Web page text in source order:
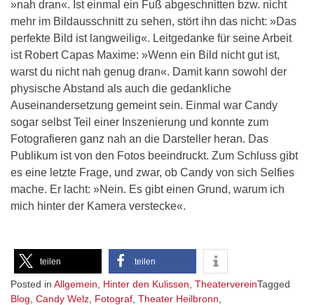
»nah dran«. Ist einmal ein Fuß abgeschnitten bzw. nicht
mehr im Bildausschnitt zu sehen, stört ihn das nicht: »Das
perfekte Bild ist langweilig«. Leitgedanke für seine Arbeit
ist Robert Capas Maxime: »Wenn ein Bild nicht gut ist,
warst du nicht nah genug dran«. Damit kann sowohl der
physische Abstand als auch die gedankliche
Auseinandersetzung gemeint sein. Einmal war Candy
sogar selbst Teil einer Inszenierung und konnte zum
Fotografieren ganz nah an die Darsteller heran. Das
Publikum ist von den Fotos beeindruckt. Zum Schluss gibt
es eine letzte Frage, und zwar, ob Candy von sich Selfies
mache. Er lacht: »Nein. Es gibt einen Grund, warum ich
mich hinter der Kamera verstecke«.
teilen teilen
Posted in Allgemein Hinter den Kulissen TheatervereinTagged
Blog Candy Welz Fotograf Theater Heilbronn